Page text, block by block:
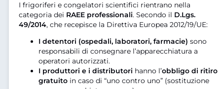
I frigoriferi e congelatori scientifici rientrano nella
categoria dei RAEE professionali. Secondo il D.Lgs.
49/2014, che recepisce la Direttiva Europea 2012/19/UE:
I detentori (ospedali, laboratori, farmacie) sono
responsabili di consegnare l’apparecchiatura a
operatori autorizzati.
I produttori e i distributori hanno l’obbligo di ritiro
gratuito in caso di “uno contro uno” (sostituzione